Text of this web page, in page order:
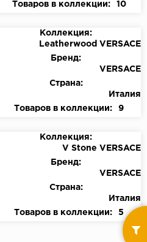
Товаров в коллекции:
10
Коллекция:
Leatherwood VERSACE
Бренд:
VERSACE
Страна:
Италия
Товаров в коллекции:
9
Коллекция:
V Stone VERSACE
Бренд:
VERSACE
Страна:
Италия
Товаров в коллекции:
5